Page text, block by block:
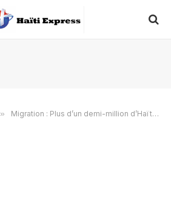
» Migration : Plus d’un demi-million d’Haïtiens ont appliqué pour le »Programme Visa Biden »